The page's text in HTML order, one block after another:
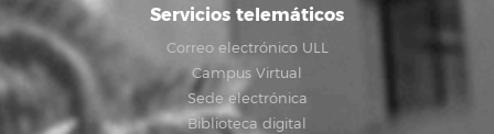
Servicios telemáticos
Correo electrónico ULL
Campus Virtual
Sede electrónica
Biblioteca digital